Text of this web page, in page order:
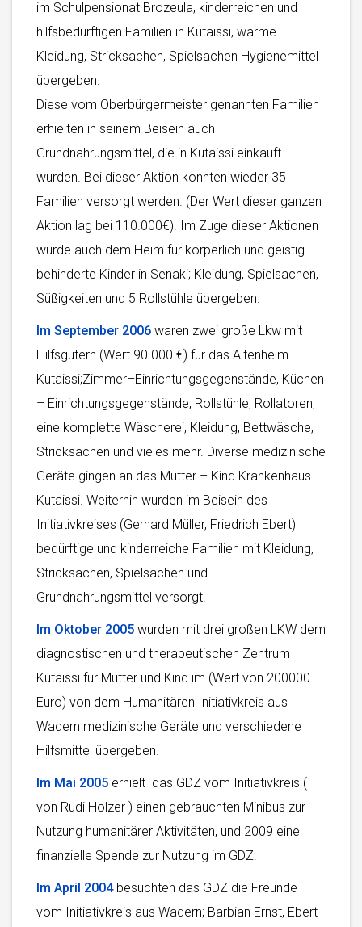
im Schulpensionat Brozeula, kinderreichen und
hilfsbedürftigen Familien in Kutaissi, warme
Kleidung, Stricksachen, Spielsachen Hygienemittel
übergeben.
Diese vom Oberbürgermeister genannten Familien
erhielten in seinem Beisein auch
Grundnahrungsmittel, die in Kutaissi einkauft
wurden. Bei dieser Aktion konnten wieder 35
Familien versorgt werden. (Der Wert dieser ganzen
Aktion lag bei 110.000€). Im Zuge dieser Aktionen
wurde auch dem Heim für körperlich und geistig
behinderte Kinder in Senaki; Kleidung, Spielsachen,
Süßigkeiten und 5 Rollstühle übergeben.
Im September 2006 waren zwei große Lkw mit
Hilfsgütern (Wert 90.000 €) für das Altenheim–
Kutaissi;Zimmer–Einrichtungsgegenstände, Küchen
– Einrichtungsgegenstände, Rollstühle, Rollatoren,
eine komplette Wäscherei, Kleidung, Bettwäsche,
Stricksachen und vieles mehr. Diverse medizinische
Geräte gingen an das Mutter – Kind Krankenhaus
Kutaissi. Weiterhin wurden im Beisein des
Initiativkreises (Gerhard Müller, Friedrich Ebert)
bedürftige und kinderreiche Familien mit Kleidung,
Stricksachen, Spielsachen und
Grundnahrungsmittel versorgt.
Im Oktober 2005 wurden mit drei großen LKW dem
diagnostischen und therapeutischen Zentrum
Kutaissi für Mutter und Kind im (Wert von 200000
Euro) von dem Humanitären Initiativkreis aus
Wadern medizinische Geräte und verschiedene
Hilfsmittel übergeben.
Im Mai 2005 erhielt das GDZ vom Initiativkreis (
von Rudi Holzer ) einen gebrauchten Minibus zur
Nutzung humanitärer Aktivitäten, und 2009 eine
finanzielle Spende zur Nutzung im GDZ.
Im April 2004 besuchten das GDZ die Freunde
vom Initiativkreis aus Wadern; Barbian Ernst, Ebert